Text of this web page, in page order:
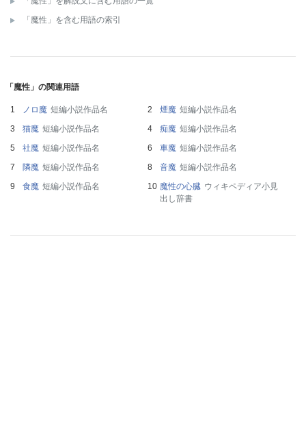
「魔性」を含む用語の索引
「魔性」の関連用語
ノロ魔 短編小説作品名 煙魔 短編小説作品名
猫魔 短編小説作品名 痴魔 短編小説作品名
社魔 短編小説作品名 車魔 短編小説作品名
隣魔 短編小説作品名 音魔 短編小説作品名
食魔 短編小説作品名 魔性の心臓 ウィキペディア小見
出し辞書